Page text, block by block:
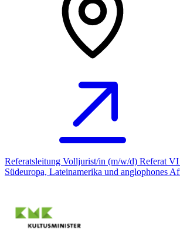
Referatsleitung Volljurist/in (m/w/d) Referat
Südeuropa, Lateinamerika und anglophones